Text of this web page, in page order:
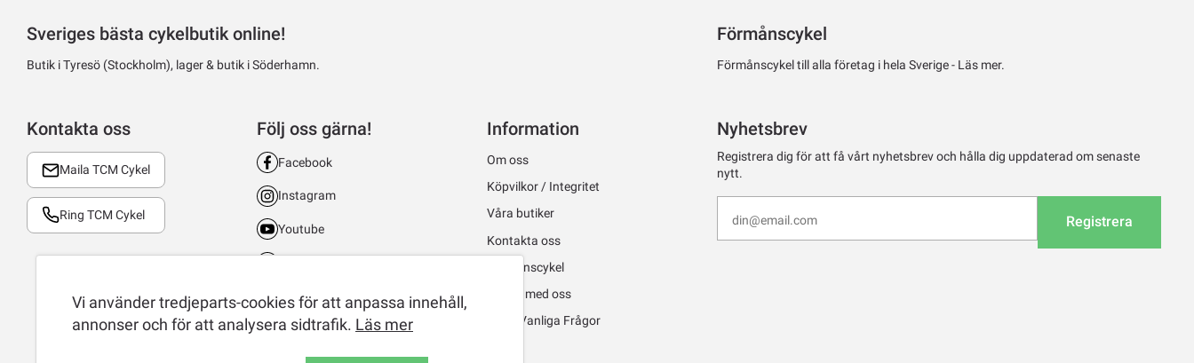
Sveriges bästa cykelbutik online!
Butik i Tyresö (Stockholm), lager & butik i Söderhamn.
Förmånscykel
Förmånscykel till alla företag i hela Sverige - Läs mer.
Kontakta oss
Maila TCM Cykel
Ring TCM Cykel
Följ oss gärna!
Facebook
Instagram
Youtube
TikTok
Information
Om oss
Köpvilkor / Integritet
Våra butiker
Kontakta oss
Förmånscykel
Jobba med oss
FAQ - Vanliga Frågor
Nyhetsbrev
Registrera dig för att få vårt nyhetsbrev och hålla dig uppdaterad om senaste
nytt.
Registrera
Vi använder tredjeparts-cookies för att anpassa innehåll,
annonser och för att analysera sidtrafik. Läs mer